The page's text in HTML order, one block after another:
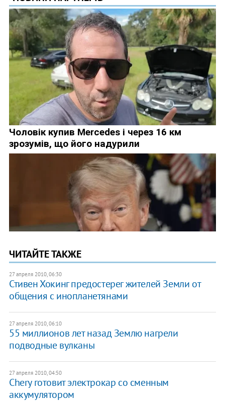
ЧИТАЙТЕ ТАКЖЕ
27 апреля 2010, 06:30
Стивен Хокинг предостерег жителей Земли от
общения с инопланетянами
27 апреля 2010, 06:10
55 миллионов лет назад Землю нагрели
подводные вулканы
27 апреля 2010, 04:50
Chery готовит электрокар со сменным
аккумулятором